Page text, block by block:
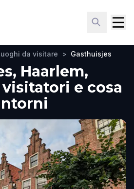
da visitare > Gasthuisjes
Haarlem,
e cosa